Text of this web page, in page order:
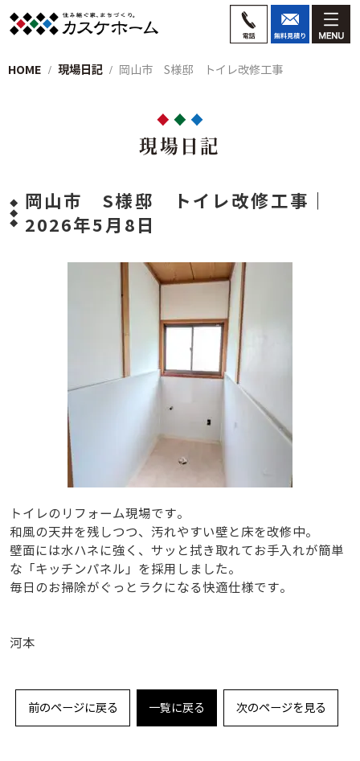
HOME 現場日記 岡山市 S様邸 トイレ改修工事
現場日記
岡山市 S様邸 トイレ改修工事｜
2026年5月8日
トイレのリフォーム現場です。
和風の天井を残しつつ、汚れやすい壁と床を改修中。
壁面には水ハネに強く、サッと拭き取れてお手入れが簡単
な「キッチンパネル」を採用しました。
毎日のお掃除がぐっとラクになる快適仕様です。
河本
前のページに戻る 一覧に戻る 次のページを見る